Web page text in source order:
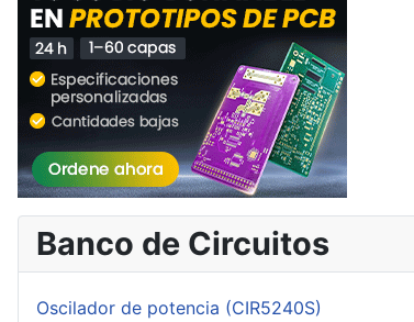
Banco de Circuitos
Oscilador de potencia (CIR5240S)